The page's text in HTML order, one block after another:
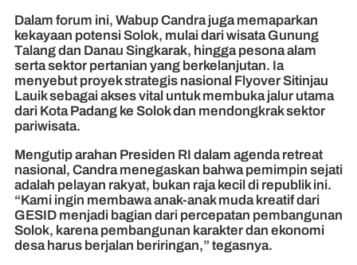
Dalam forum ini, Wabup Candra juga memaparkan
kekayaan potensi Solok, mulai dari wisata Gunung
Talang dan Danau Singkarak, hingga pesona alam
serta sektor pertanian yang berkelanjutan. Ia
menyebut proyek strategis nasional Flyover Sitinjau
Lauik sebagai akses vital untuk membuka jalur utama
dari Kota Padang ke Solok dan mendongkrak sektor
pariwisata.
Mengutip arahan Presiden RI dalam agenda retreat
nasional, Candra menegaskan bahwa pemimpin sejati
adalah pelayan rakyat, bukan raja kecil di republik ini.
“Kami ingin membawa anak-anak muda kreatif dari
GESID menjadi bagian dari percepatan pembangunan
Solok, karena pembangunan karakter dan ekonomi
desa harus berjalan beriringan,” tegasnya.